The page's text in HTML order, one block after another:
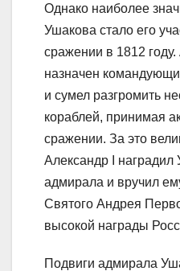
Однако наиболее
Ушакова стало его
сражении в 1812
назначен
и сумел разгромить
кораблей, принимая
сражении. За это
Александр I
адмирала и вручил
Святого Андрея
высокой награды
Подвиги адмирала